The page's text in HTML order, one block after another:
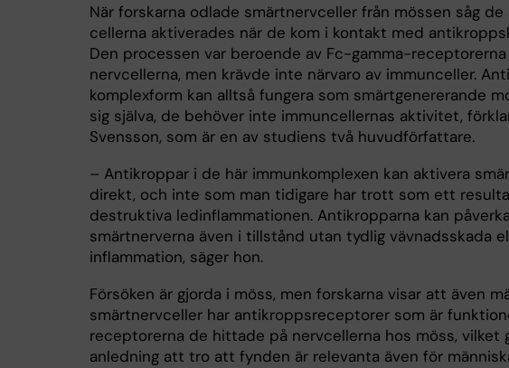
När forskarna odlade smärtnervceller från mössen såg
cellerna aktiverades när de kom i kontakt med
Den processen var beroende av Fc-gamma-receptorerna
nervcellerna, men krävde inte närvaro av immunceller.
komplexform kan alltså fungera som smärtgenererande
sig själva, de behöver inte immuncellernas aktivitet,
Svensson, som är en av studiens två huvudförfattare.
– Antikroppar i de här immunkomplexen kan aktivera
direkt, och inte som man tidigare har trott som ett
destruktiva ledinflammationen. Antikropparna kan påverka
smärtnerverna även i tillstånd utan tydlig vävnadsskada
inflammation, säger hon.
Försöken är gjorda i möss, men forskarna visar att även
smärtnervceller har antikroppsreceptorer som är
receptorerna de hittade på nervcellerna hos möss, vilket
anledning att tro att fynden är relevanta även för